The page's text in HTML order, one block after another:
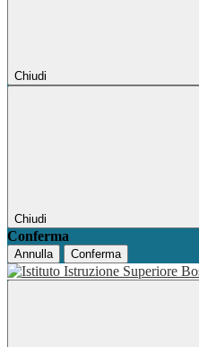
Chiudi
Chiudi
Conferma
Annulla Conferma